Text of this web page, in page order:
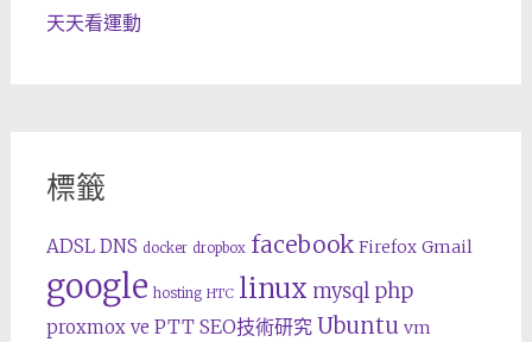
天天看運動
標籤
ADSL DNS docker dropbox facebook Firefox Gmail
google hosting HTC linux mysql php
proxmox ve PTT SEO技術研究 Ubuntu vm